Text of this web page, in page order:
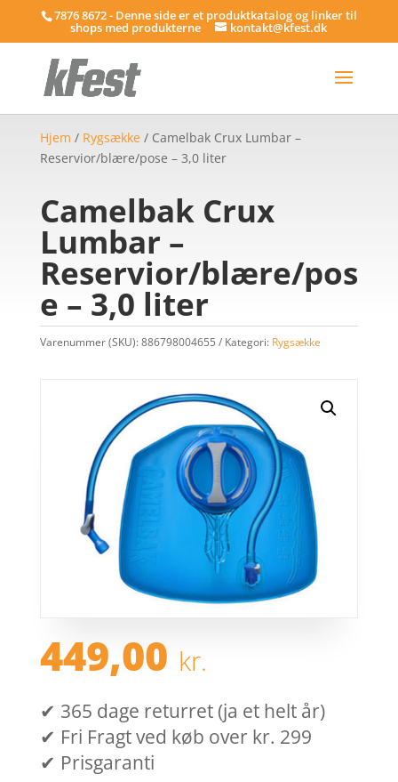
7876 8672 - Denne side er et produktkatalog og linker til
shops med produkterne kontakt@kfest.dk
Hjem / Rygsække / Camelbak Crux Lumbar –
Reservior/blære/pose – 3,0 liter
Camelbak Crux
Lumbar –
Reservior/blære/pos
e – 3,0 liter
Varenummer (SKU):886798004655 Kategori: Rygsække
449,00 kr.
✔ 365 dage returret (ja et helt år)
✔ Fri Fragt ved køb over kr. 299
✔ Prisgaranti